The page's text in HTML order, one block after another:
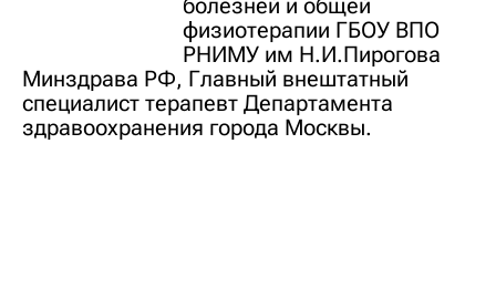
болезней и общей
физиотерапии ГБОУ ВПО
РНИМУ им Н.И.Пирогова
Минздрава РФ, Главный внештатный
специалист терапевт Департамента
здравоохранения города Москвы.